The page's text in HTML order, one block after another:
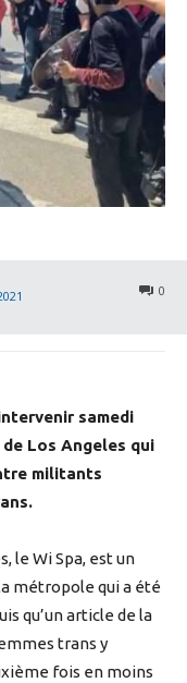
0
samedi
Los Angeles qui
militants
le Wi Spa, est un
métropole qui a été
qu’un article de la
trans y
fois en moins